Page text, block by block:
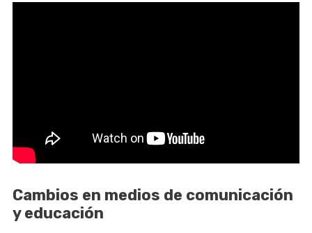
Cambios en medios de comunicación
y educación